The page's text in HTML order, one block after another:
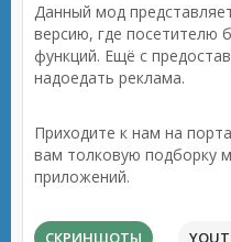
Данный мод
версию, где посетителю
функций. Ещё с
надоедать реклама.
Приходите к нам на
вам толковую подборку
приложений.
СКРИНШОТЫ